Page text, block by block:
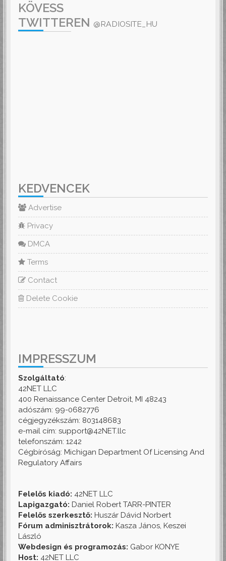
KÖVESS
TWITTEREN @RADIOSITE_HU
KEDVENCEK
Advertise
Privacy
DMCA
Terms
Contact
Delete Cookie
IMPRESSZUM
Szolgáltató:
42NET LLC
400 Renaissance Center Detroit, MI 48243
adószám: 99-0682776
cégjegyzékszám: 803148683
e-mail cím: support@42NET.llc
telefonszám: 1242
Cégbíróság: Michigan Department Of Licensing And
Regulatory Affairs
Felelős kiadó: 42NET LLC
Lapigazgató: Daniel Robert TARR-PINTER
Felelős szerkesztő: Huszár Dávid Norbert
Fórum adminisztrátorok: Kasza János, Keszei
László
Webdesign és programozás: Gabor KONYE
Host: 42NET LLC